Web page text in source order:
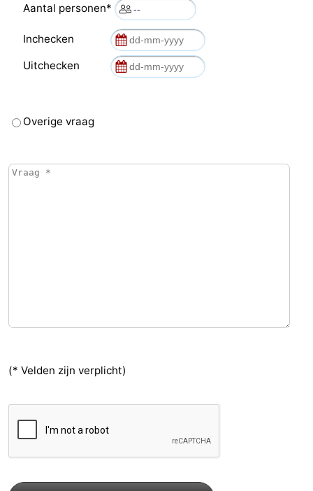
Aantal personen*
Inchecken
Uitchecken
Overige vraag
(* Velden zijn verplicht)